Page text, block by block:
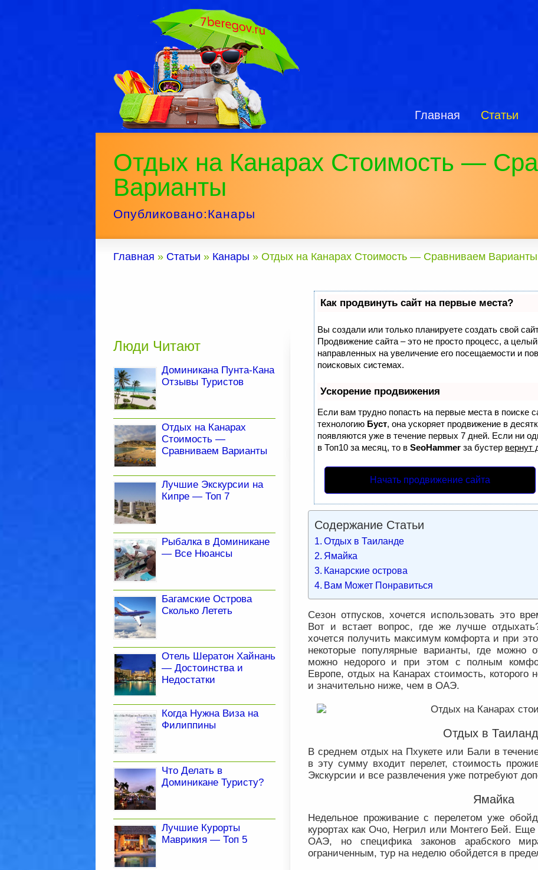
Главная Статьи
Отдых на Канарах Стоимость —
Варианты
Опубликовано:Канары
Главная » Статьи » Канары » Отдых на Канарах Стоимость — Сравниваем Варианты
Как продвинуть сайт на первые места?
Вы создали или только планируете создать свой
Продвижение сайта – это не просто процесс, а
направленных на увеличение его посещаемости и
поисковых системах.
Ускорение продвижения
Если вам трудно попасть на первые места в поиске
технологию Буст, она ускоряет продвижение в
появляются уже в течение первых 7 дней. Если ни
в Топ10 за месяц, то в SeoHammer за бустер вернут
Начать продвижение сайта
Содержание Статьи
Отдых в Таиланде
Ямайка
Канарские острова
Вам Может Понравиться
Сезон отпусков, хочется использовать это
Вот и встает вопрос, где же лучше
хочется получить максимум комфорта и при
некоторые популярные варианты, где можно
можно недорого и при этом с полным
Европе, отдых на Канарах стоимость,
и значительно ниже, чем в ОАЭ.
Отдых в
В среднем отдых на Пхукете или Бали в
в эту сумму входит перелет, стоимость
Экскурсии и все развлечения уже потребуют
Ямайка
Недельное проживание с перелетом уже
курортах как Очо, Негрил или Монтего Бей.
ОАЭ, но специфика законов арабского
ограниченным, тур на неделю обойдется в
Люди Читают
Доминикана Пунта-Кана
Отзывы Туристов
Отдых на Канарах
Стоимость —
Сравниваем Варианты
Лучшие Экскурсии на
Кипре — Топ 7
Рыбалка в Доминикане
— Все Нюансы
Багамские Острова
Сколько Лететь
Отель Шератон Хайнань
— Достоинства и
Недостатки
Когда Нужна Виза на
Филиппины
Что Делать в
Доминикане Туристу?
Лучшие Курорты
Маврикия — Топ 5